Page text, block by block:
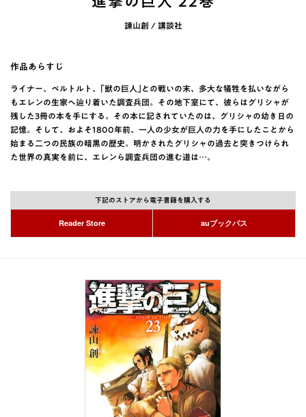
諫山創 / 講談社
作品あらすじ
ライナー、ベルトルト、｢獣の巨人｣との戦いの末、多大な犠牲を払いながら
もエレンの生家へ辿り着いた調査兵団。その地下室にて、彼らはグリシャが
残した3冊の本を手にする。その本に記されていたのは、グリシャの幼き日の
記憶。そして、およそ1800年前、一人の少女が巨人の力を手にしたことから
始まる二つの民族の暗黒の歴史。明かされたグリシャの過去と突きつけられ
た世界の真実を前に、エレンら調査兵団の進む道は…。
下記のストアから電子書籍を購入する
Reader Store auブックパス